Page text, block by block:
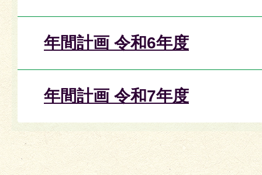
年間計画 令和6年度
年間計画 令和7年度